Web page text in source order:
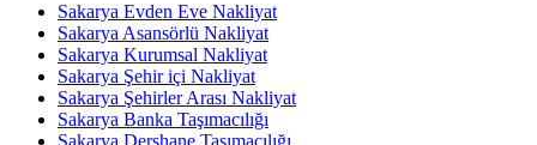
Sakarya Evden Eve Nakliyat
Sakarya Asansörlü Nakliyat
Sakarya Kurumsal Nakliyat
Sakarya Şehir içi Nakliyat
Sakarya Şehirler Arası Nakliyat
Sakarya Banka Taşımacılığı